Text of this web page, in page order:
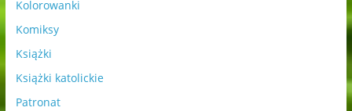
Kolorowanki
Komiksy
Książki
Książki katolickie
Patronat